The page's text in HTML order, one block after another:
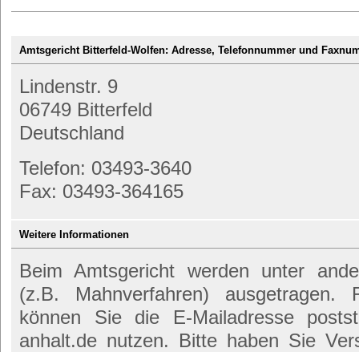
Amtsgericht Bitterfeld-Wolfen: Adresse, Telefonnummer und
Lindenstr. 9
06749 Bitterfeld
Deutschland
Telefon: 03493-3640
Fax: 03493-364165
Weitere Informationen
Beim Amtsgericht werden unter
(z.B. Mahnverfahren) ausgetragen.
können Sie die E-Mailadresse
anhalt.de nutzen. Bitte haben Sie